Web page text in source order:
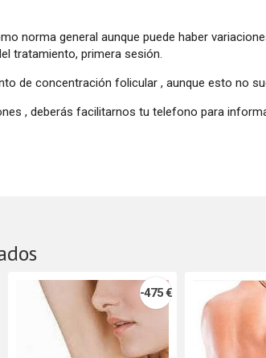
norma general aunque puede haber
tratamiento, primera sesión.
de concentración folicular , aunque esto no
, deberás facilitarnos tu telefono para
-475 €